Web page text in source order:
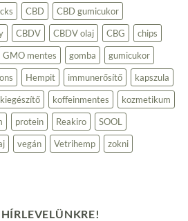
CBD
CBD gumicukor
CBDV CBDV olaj CBG
chips
GMO mentes gomba
gumicukor
Hempit immunerősítő
kapszula
kiegészítő koffeinmentes
kozmetikum
protein Reakiro
SOOL
vegán Vetrihemp
zokni